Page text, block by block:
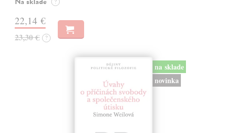
22,14 €
23,30 € ?
na sklade
novinka